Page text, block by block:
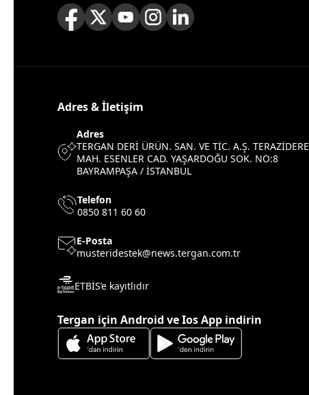
Adres & İletişim
Adres
TERGAN DERİ ÜRÜN. SAN. VE TİC. A.Ş. TERAZİDERE
MAH. ESENLER CAD. YAŞARDOĞU SOK. NO:8
BAYRAMPAŞA / İSTANBUL
Telefon
0850 811 60 60
E-Posta
musteridestek@news.tergan.com.tr
ETBİS’e kayıtlıdır
Tergan için Android ve Ios App indirin